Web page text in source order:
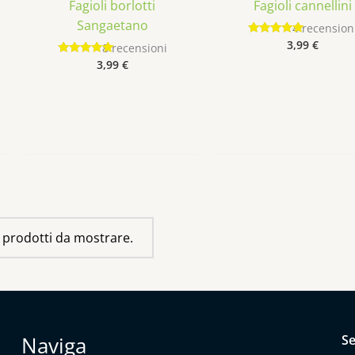
Fagioli borlotti
Sangaetano
Valutato
8recensioni
3,99 €
Fagioli cannellini
Valutato
4
3,99 €
da mostrare.
Naviga